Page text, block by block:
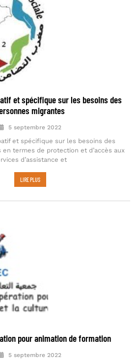
et spécifique sur les besoins des
migrantes
5 septembre 2022
et spécifique sur les besoins des
en termes de protection et d’accès aux
d’assistance et
LIRE PLUS
pour animation de formation
5 septembre 2022